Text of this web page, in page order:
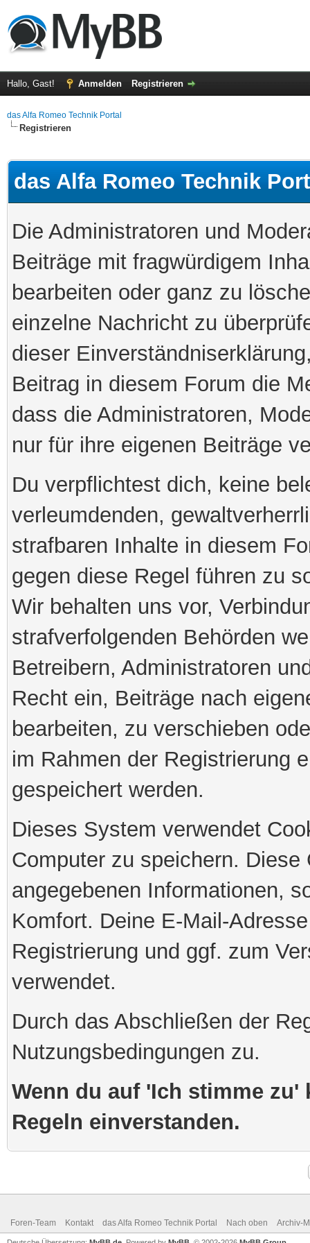
Hallo, Gast! Anmelden Registrieren
das Alfa Romeo Technik Portal
Registrieren
das Alfa Romeo Technik
Die Administratoren und
Beiträge mit fragwürdigem
bearbeiten oder ganz zu
einzelne Nachricht zu
dieser
Beitrag in diesem Forum die
dass die Administratoren,
nur für ihre eigenen Beiträge
Du verpflichtest dich, keine
verleumdenden,
strafbaren Inhalte in diesem
gegen diese Regel führen zu
Wir behalten uns vor,
strafverfolgenden Behörden
Betreibern, Administratoren
Recht ein, Beiträge nach
bearbeiten, zu verschieben
im Rahmen der Registrierung
gespeichert werden.
Dieses System verwendet
Computer zu speichern.
angegebenen Informationen,
Komfort. Deine E-Mail-
Registrierung und ggf. zum
verwendet.
Durch das Abschließen der
Nutzungsbedingungen zu.
Wenn du auf 'Ich stimme
Regeln einverstanden.
Foren-Team Kontakt das Alfa Romeo Technik Portal Nach oben Archiv-